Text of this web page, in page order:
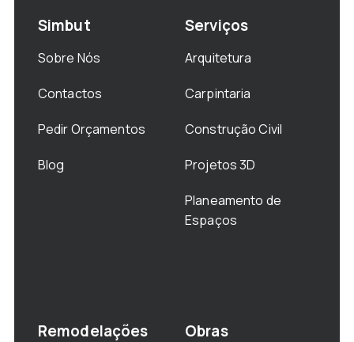
Simbut
Sobre Nós
Contactos
Pedir Orçamentos
Blog
Serviços
Arquitetura
Carpintaria
Construção Civil
Projetos 3D
Planeamento de
Espaços
Remodelações Obras